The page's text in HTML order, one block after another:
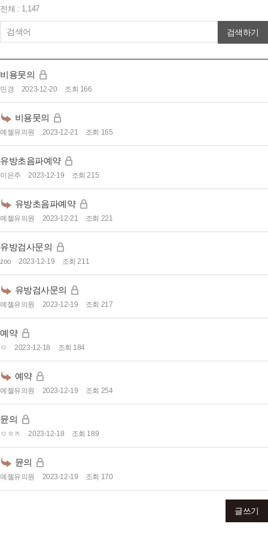
전체 : 1,147
검색하기
비용뭇의
민경 2023-12-20 조회 166
비용뭇의
예젤유의원 2023-12-21 조회 165
유방초음파예약
이은주 2023-12-19 조회 215
유방초음파예약
예젤유의원 2023-12-21 조회 221
유방검사문의
zoo 2023-12-19 조회 211
유방검사문의
예젤유의원 2023-12-19 조회 217
예약
ㅇ 2023-12-18 조회 184
예약
예젤유의원 2023-12-19 조회 254
뮨의
ㅇㅎㅈ 2023-12-18 조회 189
뮨의
예젤유의원 2023-12-19 조회 170
글쓰기